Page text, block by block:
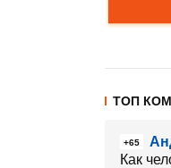
ТОП
+65
Как